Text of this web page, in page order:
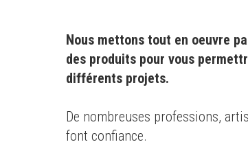
Nous mettons tout en oeuvre
des produits pour vous
différents projets.
De nombreuses professions,
font confiance.